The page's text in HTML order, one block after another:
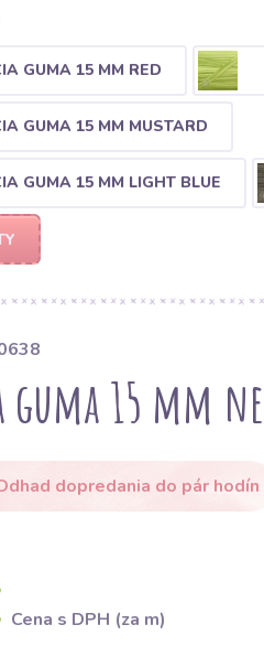
GUMA 15 MM RED
GUMA 15 MM MUSTARD
GUMA 15 MM LIGHT BLUE
guma 15 mm
dopredania do pár hodín
Cena s DPH (za m)